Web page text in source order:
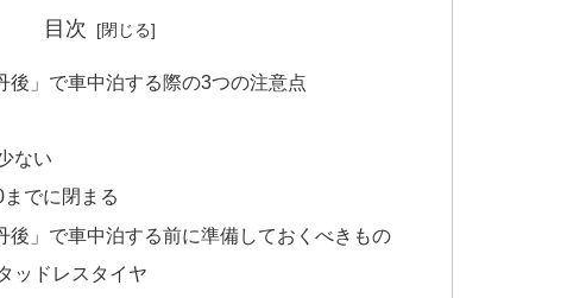
目次
後」で車中泊する際の3つの注意点
ない
でに閉まる
後」で車中泊する前に準備しておくべきもの
ッドレスタイヤ